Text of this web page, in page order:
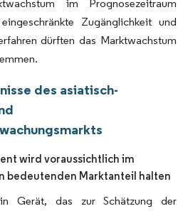
im Prognosezeitraum
Zugänglichkeit und
dürften das Marktwachstum
des asiatisch-
wird voraussichtlich im
bedeutenden Marktanteil halten
Gerät, das zur Schätzung der